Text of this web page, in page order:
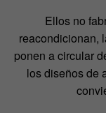
Ellos no
reacondicionan,
ponen a circular
los diseños de